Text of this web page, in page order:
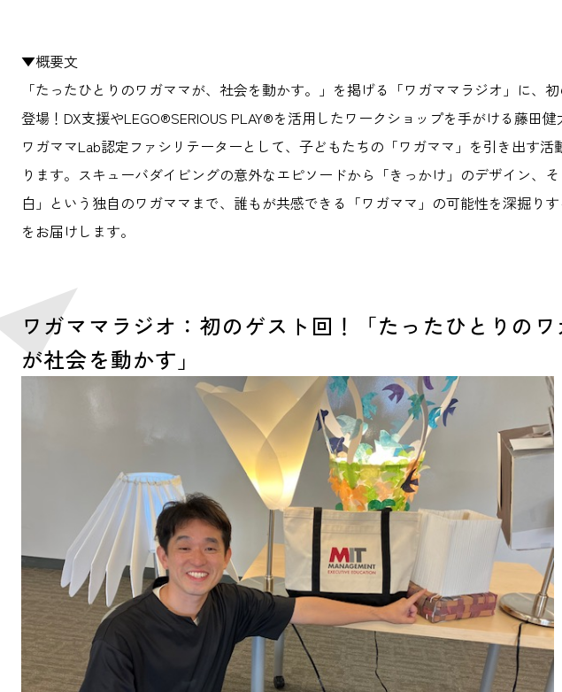
▼概要文
「たったひとりのワガママが、社会を動かす。」を掲げる「ワガママラジオ」に、
登場！DX支援やLEGO®︎SERIOUS PLAY®︎を活用したワークショップを手がける藤田健
ワガママLab認定ファシリテーターとして、子どもたちの「ワガママ」を引き出す活
ります。スキューバダイビングの意外なエピソードから「きっかけ」のデザイン、
白」という独自のワガママまで、誰もが共感できる「ワガママ」の可能性を深掘り
をお届けします。
ワガママラジオ：初のゲスト回！「たったひとりのワ
が社会を動かす」